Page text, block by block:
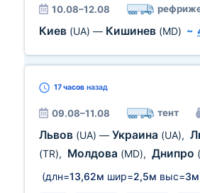
10.08–12.08
Киев (UA) — Кишинев (MD) ~
17 часов назад
09.08–11.08 тент
Львов (UA) — Украина (UA),
(TR), Молдова (MD), Днипро
(длн=13,62м шир=2,5м выс=3м